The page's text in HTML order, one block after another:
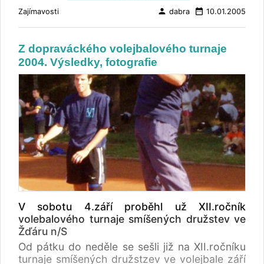
Zajímavosti person dabra date_range 10.01.2005
Z dopraváckého volejbalového turnaje
2004. Výsledky, fotografie
V sobotu 4.září proběhl už XII.ročník
volebalového turnaje smíšených družstev ve
Žďáru n/S
Od pátku do neděle se sešli již na XII.ročníku
turnaje smíšených družstzev ve volejbale září